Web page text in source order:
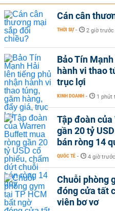
Cán cân
THỜI SỰ - 2 giờ trước
Bảo Tín
hành vi thao
trục lợi
KINH DOANH - 1 phút
Tập đoàn
gần 20 tỷ
bán ròng 14
QUỐC TẾ - 4 giờ trước
Chuỗi phòng
đóng cửa tất
viên bơ vơ